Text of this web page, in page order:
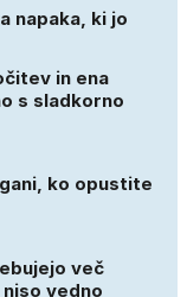
napaka, ki jo
in ena
s sladkorno
ko opustite
več
vedno